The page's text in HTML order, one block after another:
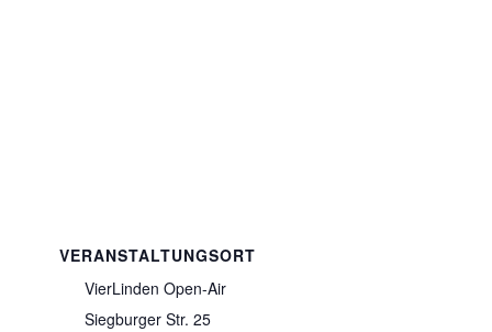
VERANSTALTUNGSORT
VierLinden Open-Air
Siegburger Str. 25